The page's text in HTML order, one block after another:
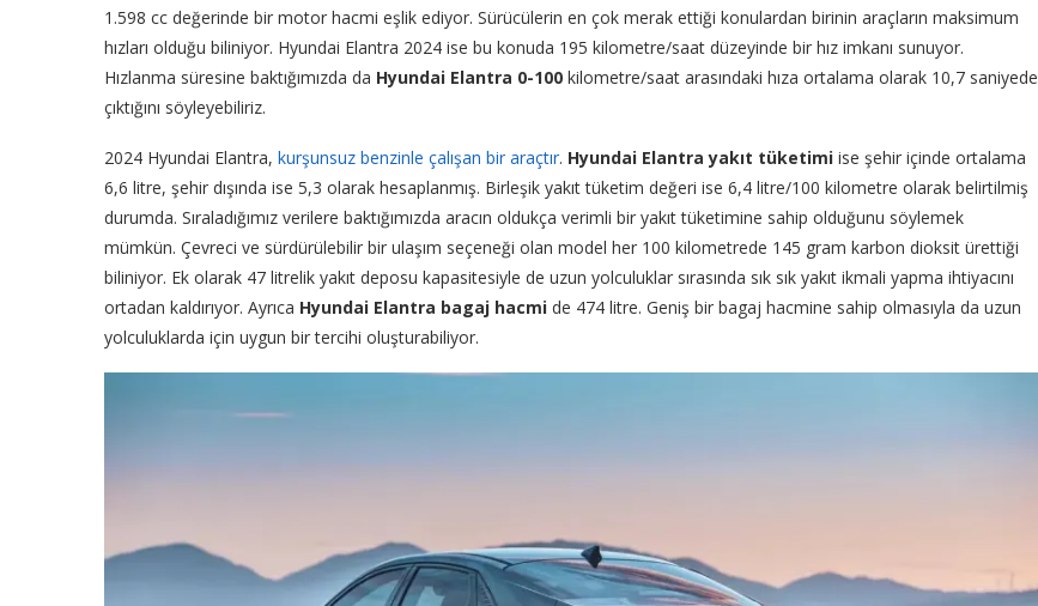
1.598 cc değerinde bir motor hacmi eşlik ediyor. Sürücülerin en çok merak ettiği konulardan birinin araçların maksimum
hızları olduğu biliniyor. Hyundai Elantra 2024 ise bu konuda 195 kilometre/saat düzeyinde bir hız imkanı sunuyor.
Hızlanma süresine baktığımızda da Hyundai Elantra 0-100 kilometre/saat arasındaki hıza ortalama olarak 10,7 saniyede
çıktığını söyleyebiliriz.
2024 Hyundai Elantra, kurşunsuz benzinle çalışan bir araçtır. Hyundai Elantra yakıt tüketimi ise şehir içinde ortalama
6,6 litre, şehir dışında ise 5,3 olarak hesaplanmış. Birleşik yakıt tüketim değeri ise 6,4 litre/100 kilometre olarak belirtilmiş
durumda. Sıraladığımız verilere baktığımızda aracın oldukça verimli bir yakıt tüketimine sahip olduğunu söylemek
mümkün. Çevreci ve sürdürülebilir bir ulaşım seçeneği olan model her 100 kilometrede 145 gram karbon dioksit ürettiği
biliniyor. Ek olarak 47 litrelik yakıt deposu kapasitesiyle de uzun yolculuklar sırasında sık sık yakıt ikmali yapma ihtiyacını
ortadan kaldırıyor. Ayrıca Hyundai Elantra bagaj hacmi de 474 litre. Geniş bir bagaj hacmine sahip olmasıyla da uzun
yolculuklarda için uygun bir tercihi oluşturabiliyor.